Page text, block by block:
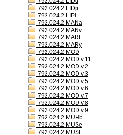
792.024.2 LIDp
792.024.2 LIPi
792.024.2 MANa
792.024.2 MANv
792.024.2 MARt
792.024.2 MARy
792.024.2 MOD
792.024.2 MOD v.11
792.024.2 MOD v.2
792.024.2 MOD v.3
792.024.2 MOD v.5
792.024.2 MOD v.6
792.024.2 MOD v.7
792.024.2 MOD v.8
792.024.2 MOD v.9
792.024.2 MUHb
792.024.2 MUSe
792.024.2 MUSf